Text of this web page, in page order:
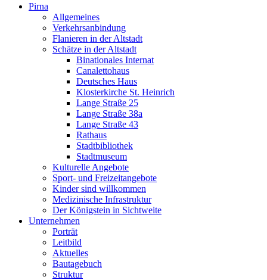
Pirna
Allgemeines
Verkehrsanbindung
Flanieren in der Altstadt
Schätze in der Altstadt
Binationales Internat
Canalettohaus
Deutsches Haus
Klosterkirche St. Heinrich
Lange Straße 25
Lange Straße 38a
Lange Straße 43
Rathaus
Stadtbibliothek
Stadtmuseum
Kulturelle Angebote
Sport- und Freizeitangebote
Kinder sind willkommen
Medizinische Infrastruktur
Der Königstein in Sichtweite
Unternehmen
Porträt
Leitbild
Aktuelles
Bautagebuch
Struktur